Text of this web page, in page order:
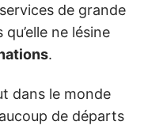
de grande
ne lésine
.
dans le monde
de départs